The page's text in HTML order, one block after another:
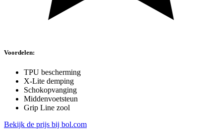
Voordelen:
TPU bescherming
X-Lite demping
Schokopvanging
Middenvoetsteun
Grip Line zool
Bekijk de prijs bij bol.com